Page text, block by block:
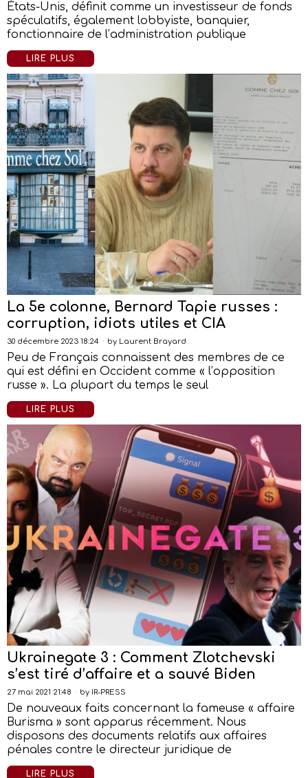
États-Unis, définit comme un investisseur de fonds
spéculatifs, également lobbyiste, banquier,
fonctionnaire de l’administration publique
LIRE PLUS
La 5e colonne, Bernard Tapie russes :
corruption, idiots utiles et CIA
30 décembre 2023 18:24 by Laurent Brayard
Peu de Français connaissent des membres de ce
qui est défini en Occident comme « l’opposition
russe ». La plupart du temps le seul
LIRE PLUS
Ukrainegate 3 : Comment Zlotchevski
s’est tiré d’affaire et a sauvé Biden
27 mai 2021 21:48 by IR-PRESS
De nouveaux faits concernant la fameuse « affaire
Burisma » sont apparus récemment. Nous
disposons des documents relatifs aux affaires
pénales contre le directeur juridique de
LIRE PLUS